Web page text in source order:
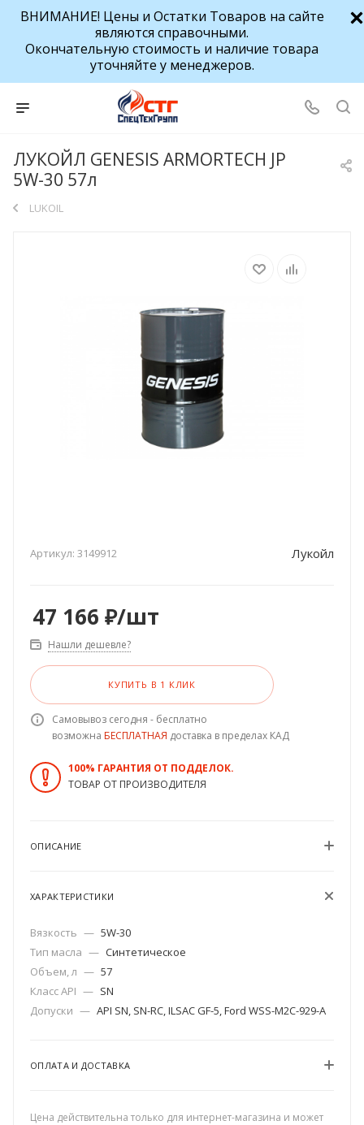
ВНИМАНИЕ! Цены и Остатки Товаров на сайте
являются справочными.
Окончательную стоимость и наличие товара
уточняйте у менеджеров.
ЛУКОЙЛ GENESIS ARMORTECH JP
5W-30 57л
LUKOIL
Артикул: 3149912 Лукойл
47 166 ₽/шт
Нашли дешевле?
КУПИТЬ В 1 КЛИК
Самовывоз сегодня - бесплатно
возможна БЕСПЛАТНАЯ доставка в пределах КАД
100% ГАРАНТИЯ ОТ ПОДДЕЛОК.
ТОВАР ОТ ПРОИЗВОДИТЕЛЯ
ОПИСАНИЕ
ХАРАКТЕРИСТИКИ
Вязкость — 5W-30
Тип масла — Синтетическое
Объем, л — 57
Класс API — SN
Допуски — API SN, SN-RC, ILSAC GF-5, Ford WSS-M2C-929-A
ОПЛАТА И ДОСТАВКА
Цена действительна только для интернет-магазина и может